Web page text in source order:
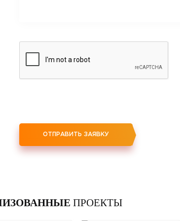
ПРОЕКТЫ